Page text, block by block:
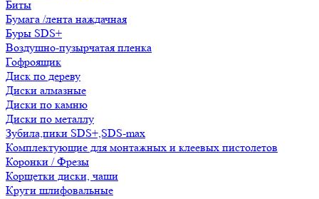
Биты
Бумага /лента наждачная
Буры SDS+
Воздушно-пузырчатая пленка
Гофроящик
Диск по дереву
Диски алмазные
Диски по камню
Диски по металлу
Зубила,пики SDS+,SDS-max
Комплектующие для монтажных и клеевых пистолетов
Коронки / Фрезы
Корщетки диски, чаши
Круги шлифовальные